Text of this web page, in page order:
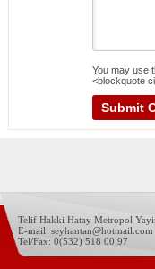
You may use
<blockquote
Telif Hakki Hatay Metropol
E-mail: seyhantan@hotmail.com
Tel/Fax: 0(532) 518 00 97